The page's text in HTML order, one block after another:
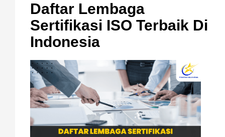
Daftar Lembaga
Sertifikasi ISO Terbaik Di
Indonesia